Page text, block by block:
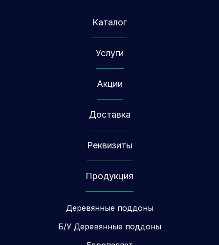
Каталог
Услуги
Акции
Доставка
Реквизиты
Продукция
Деревянные поддоны
Б/У Деревянные поддоны